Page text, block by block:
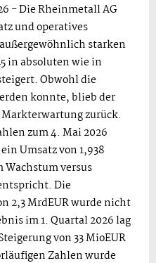
- Die Rheinmetall AG
und operatives
starken
in absoluten wie in
Obwohl die
konnte, blieb der
zurück.
zum 4. Mai 2026
Umsatz von 1,938
Wachstum versus
Die
2,3 MrdEUR wurde nicht
im 1. Quartal 2026 lag
von 33 MioEUR
Zahlen wurde